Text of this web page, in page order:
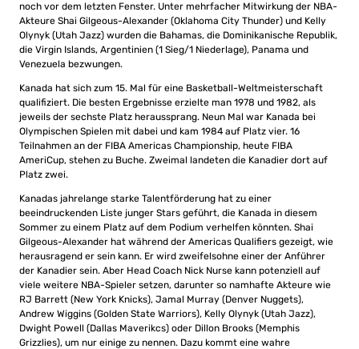
noch vor dem letzten Fenster. Unter mehrfacher Mitwirkung der NBA-
Akteure Shai Gilgeous-Alexander (Oklahoma City Thunder) und Kelly
Olynyk (Utah Jazz) wurden die Bahamas, die Dominikanische Republik,
die Virgin Islands, Argentinien (1 Sieg/1 Niederlage), Panama und
Venezuela bezwungen.
Kanada hat sich zum 15. Mal für eine Basketball-Weltmeisterschaft
qualifiziert. Die besten Ergebnisse erzielte man 1978 und 1982, als
jeweils der sechste Platz heraussprang. Neun Mal war Kanada bei
Olympischen Spielen mit dabei und kam 1984 auf Platz vier. 16
Teilnahmen an der FIBA Americas Championship, heute FIBA
AmeriCup, stehen zu Buche. Zweimal landeten die Kanadier dort auf
Platz zwei.
Kanadas jahrelange starke Talentförderung hat zu einer
beeindruckenden Liste junger Stars geführt, die Kanada in diesem
Sommer zu einem Platz auf dem Podium verhelfen könnten. Shai
Gilgeous-Alexander hat während der Americas Qualifiers gezeigt, wie
herausragend er sein kann. Er wird zweifelsohne einer der Anführer
der Kanadier sein. Aber Head Coach Nick Nurse kann potenziell auf
viele weitere NBA-Spieler setzen, darunter so namhafte Akteure wie
RJ Barrett (New York Knicks), Jamal Murray (Denver Nuggets),
Andrew Wiggins (Golden State Warriors), Kelly Olynyk (Utah Jazz),
Dwight Powell (Dallas Maverikcs) oder Dillon Brooks (Memphis
Grizzlies), um nur einige zu nennen. Dazu kommt eine wahre